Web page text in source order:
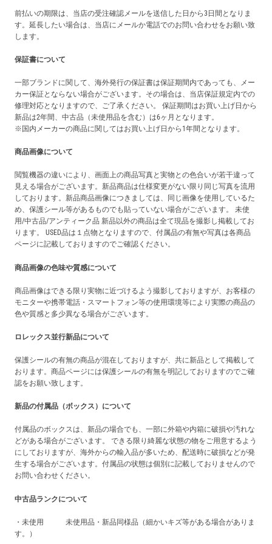
前払いの期限は、当店の受注確認メールを送信した日から3日間となりま
す。延長したい場合は、当店にメールか電話でのお問い合わせをお願い致
します。
保証書について
一部ブランドに関して、海外発行の保証書は保証期間内であっても、メー
カー保証とならない場合がございます。その場合は、当店保証規定内での
修理対応となりますので、ご了承ください。 保証期間はお買い上げ日から
新品は2年間、中古品（未使用品を含む）は6ヶ月となります。
※国内メーカーの商品に関してはお買い上げ日から1年間となります。
商品画像について
閲覧機器の違いにより、画面上の商品写真と実物との色合いが若干違って
見える場合がございます。新品商品は仕様変更がない限り同じ写真を流用
しております。新品商品画像につきましては、同じ画像を使用しているた
め、保護シール等があるものでも貼っていない場合がございます。 未使
用/中古品/アンティーク品 新品以外の商品は全て現品を撮影し掲載してお
ります。 USED品は１点物となりますので、付属品の有無や写真は各商品
ページに記載しておりますのでご確認ください。
商品画像の色味や質感について
商品画像はできる限り実物に近づけるよう撮影しておりますが、お客様の
モニターや携帯電話・スマートフォン等の使用環境等により実際の商品の
色や質感と多少異なる場合がございます。
ロレックス並行新品について
保護シールの有無の商品が混在しておりますが、共に新品として掲載して
おります。商品ページには保護シールの有無を明記しておりますのでご確
認をお願い致します。
新品の付属品（ボックス）について
付属品のボックスは、新品の場合でも、一部に外箱や内箱に破損や汚れな
どがある場合がございます。 できる限り綺麗な状態の物をご用意するよう
にしておりますが、海外からの輸入品が多いため、配送時に破損などが発
生する場合がございます。付属品の状態は個別に記載しておりませんので
お問い合わせください。
中古品ランクについて
・未使用 未使用品・新品同様品（細かいキズ等がある場合がありま
す。）